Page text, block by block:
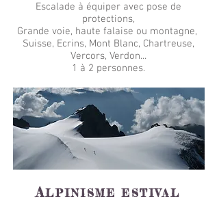
Escalade à équiper avec pose de
protections,
Grande voie, haute falaise ou montagne,
Suisse, Ecrins, Mont Blanc, Chartreuse,
Vercors, Verdon...
1 à 2 personnes.
ALPINISME ESTIVAL